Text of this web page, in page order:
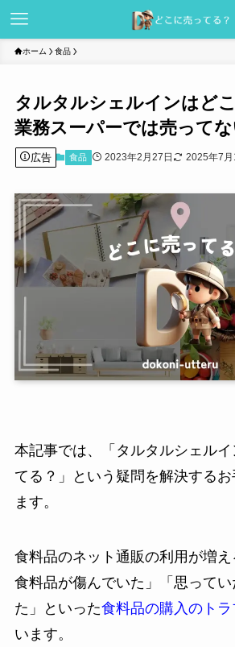
ホーム 食品
タルタルシェルインはど
業務スーパーでは売ってな
広告 食品 2023年2月27日 2025年7月
本記事では、「タルタルシェル
てる？」という疑問を解決する
ます。
食料品のネット通販の利用が増
食料品が傷んでいた」「思って
た」といった食料品の購入のトラ
います。